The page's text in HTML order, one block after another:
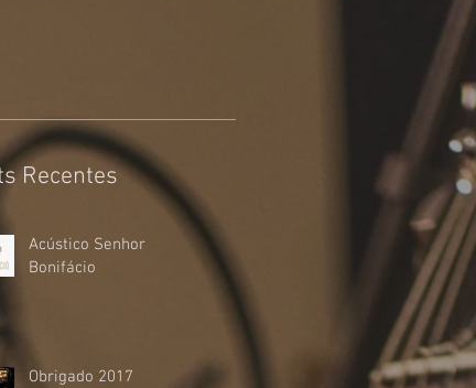
Recentes
Acústico Senhor
Bonifácio
Obrigado 2017